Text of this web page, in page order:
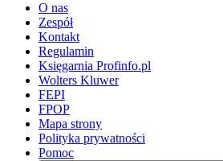
O nas
Zespół
Kontakt
Regulamin
Księgarnia Profinfo.pl
Wolters Kluwer
FEPI
FPOP
Mapa strony
Polityka prywatności
Pomoc